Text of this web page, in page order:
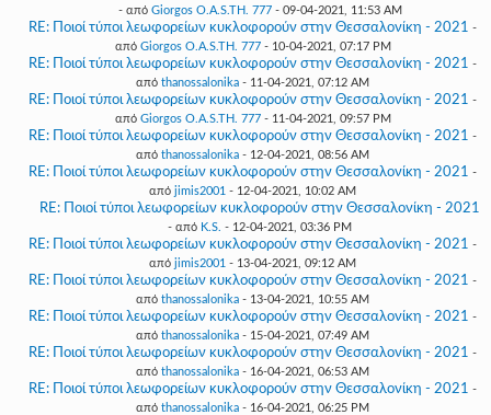
- από Giorgos O.A.S.TH. 777- 09-04-2021, 11:53 AM
RE: Ποιοί τύποι λεωφορείων κυκλοφορούν στην Θεσσαλονίκη - 2021 -
από Giorgos O.A.S.TH. 777- 10-04-2021, 07:17 PM
RE: Ποιοί τύποι λεωφορείων κυκλοφορούν στην Θεσσαλονίκη - 2021 -
από thanossalonika - 11-04-2021, 07:12 AM
RE: Ποιοί τύποι λεωφορείων κυκλοφορούν στην Θεσσαλονίκη - 2021 -
από Giorgos O.A.S.TH. 777- 11-04-2021, 09:57 PM
RE: Ποιοί τύποι λεωφορείων κυκλοφορούν στην Θεσσαλονίκη - 2021 -
από thanossalonika - 12-04-2021, 08:56 AM
RE: Ποιοί τύποι λεωφορείων κυκλοφορούν στην Θεσσαλονίκη - 2021 -
από jimis2001 - 12-04-2021, 10:02 AM
RE: Ποιοί τύποι λεωφορείων κυκλοφορούν στην Θεσσαλονίκη - 2021
- από K.S. - 12-04-2021, 03:36 PM
RE: Ποιοί τύποι λεωφορείων κυκλοφορούν στην Θεσσαλονίκη - 2021 -
από jimis2001 - 13-04-2021, 09:12 AM
RE: Ποιοί τύποι λεωφορείων κυκλοφορούν στην Θεσσαλονίκη - 2021 -
από thanossalonika - 13-04-2021, 10:55 AM
RE: Ποιοί τύποι λεωφορείων κυκλοφορούν στην Θεσσαλονίκη - 2021 -
από thanossalonika - 15-04-2021, 07:49 AM
RE: Ποιοί τύποι λεωφορείων κυκλοφορούν στην Θεσσαλονίκη - 2021 -
από thanossalonika - 16-04-2021, 06:53 AM
RE: Ποιοί τύποι λεωφορείων κυκλοφορούν στην Θεσσαλονίκη - 2021 -
από thanossalonika - 16-04-2021, 06:25 PM